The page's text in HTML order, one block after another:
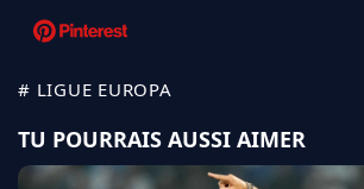
# LIGUE EUROPA
TU POURRAIS AUSSI AIMER